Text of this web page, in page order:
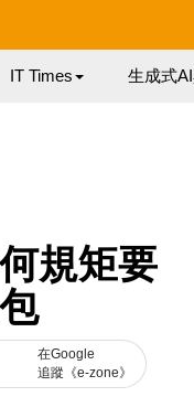
IT Times 生成式
規矩要
在Google
追蹤《e-zone》